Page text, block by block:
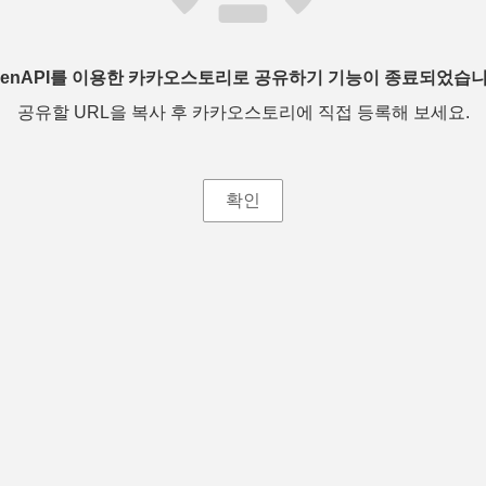
를 이용한 카카오스토리로 공유하기 기능이 종료되었습
공유할 URL을 복사 후 카카오스토리에 직접 등록해 보세요.
확인